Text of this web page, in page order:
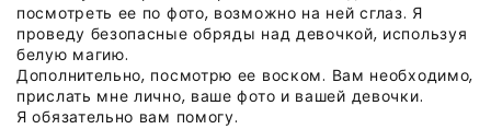
посмотреть ее по фото, возможно на ней сглаз. Я
проведу безопасные обряды над девочкой, используя
белую магию.
Дополнительно, посмотрю ее воском. Вам необходимо,
прислать мне лично, ваше фото и вашей девочки.
Я обязательно вам помогу.